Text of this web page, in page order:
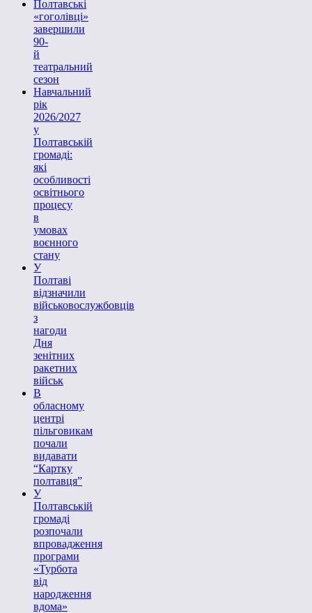
Полтавські
«гоголівці»
завершили
90-
й
театральний
сезон
Навчальний
рік
2026/2027
у
Полтавській
громаді:
які
особливості
освітнього
процесу
в
умовах
воєнного
стану
У
Полтаві
відзначили
військовослужбовців
з
нагоди
Дня
зенітних
ракетних
військ
В
обласному
центрі
пільговикам
почали
видавати
“Картку
полтавця”
У
Полтавській
громаді
розпочали
впровадження
програми
«Турбота
від
народження
вдома»